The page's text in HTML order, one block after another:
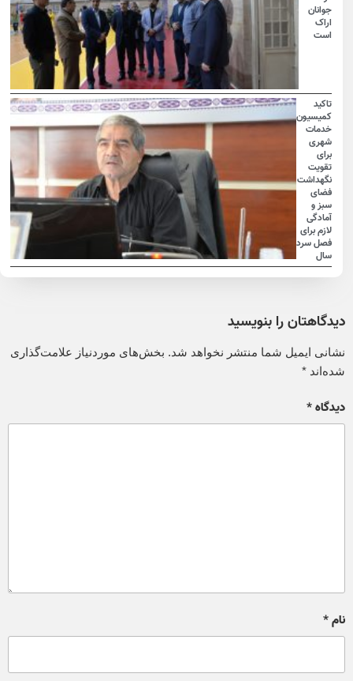
جوانان
اراک
است
تاکید
کمیسیون
خدمات
شهری
برای
تقویت
نگهداشت
فضای
سبز و
آمادگی
لازم برای
فصل سرد
سال
دیدگاهتان را بنویسید
نشانی ایمیل شما منتشر نخواهد شد. بخش‌های موردنیاز علامت‌گذاری
شده‌اند*
دیدگاه*
نام*